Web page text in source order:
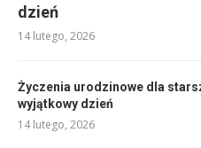
dzień
14 lutego, 2026
Życzenia urodzinowe dla
wyjątkowy dzień
14 lutego, 2026